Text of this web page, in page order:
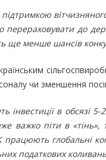
перераховувати до
ще менше шансів
чи зменшення
інвестиції в обсязі
важко піти в
глобальні
податкових